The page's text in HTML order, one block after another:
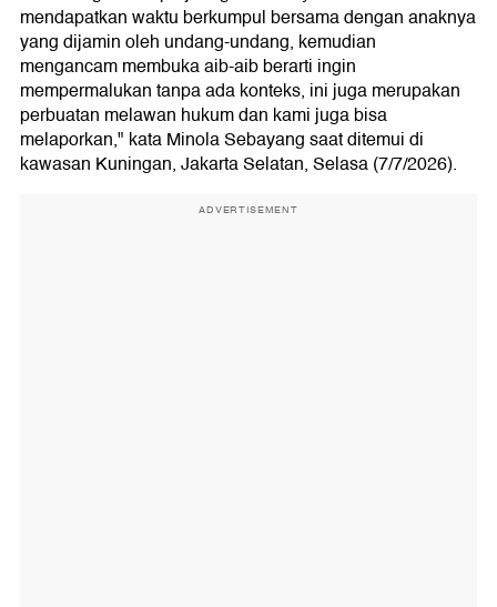
mendapatkan waktu berkumpul bersama dengan anaknya
yang dijamin oleh undang-undang, kemudian
mengancam membuka aib-aib berarti ingin
mempermalukan tanpa ada konteks, ini juga merupakan
perbuatan melawan hukum dan kami juga bisa
melaporkan," kata Minola Sebayang saat ditemui di
kawasan Kuningan, Jakarta Selatan, Selasa (7/7/2026).
ADVERTISEMENT